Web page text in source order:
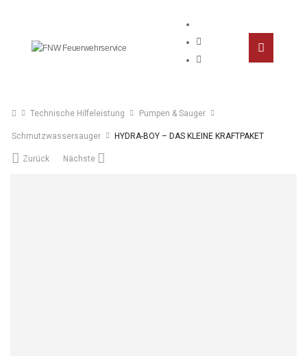
Technische Hilfeleistung Pumpen & Sauger
Schmutzwassersauger HYDRA-BOY – DAS KLEINE KRAFTPAKET
Zurück Nächste